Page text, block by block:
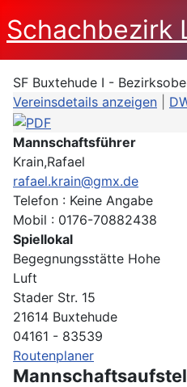
Schachbezirk
SF Buxtehude I -
Vereinsdetails anzeigen
Mannschaftsführer
Krain,Rafael
rafael.krain@gmx.de
Telefon : Keine Angabe
Mobil : 0176-70882438
Spiellokal
Begegnungsstätte Hohe
Luft
Stader Str. 15
21614 Buxtehude
04161 - 83539
Routenplaner